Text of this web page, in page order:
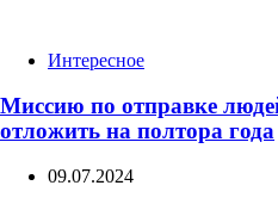
Интересное
Миссию по отправке
отложить на полтора года
09.07.2024